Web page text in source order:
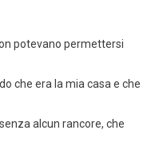
potevano permettersi
che era la mia casa e che
alcun rancore, che